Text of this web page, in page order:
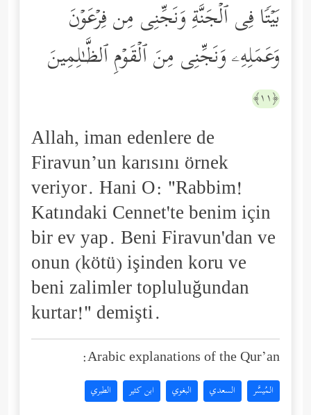
بَیۡتࣰا فِی ٱلۡجَنَّةِ وَنَجِّنِی مِن فِرۡعَوۡنَ
وَعَمَلِهِۦ وَنَجِّنِی مِنَ ٱلۡقَوۡمِ ٱلظَّـٰلِمِینَ
﴿١١﴾
Allah, iman edenlere de
Firavun’un karısını örnek
veriyor. Hani O: "Rabbim!
Katındaki Cennet'te benim için
bir ev yap. Beni Firavun'dan ve
onun (kötü) işinden koru ve
beni zalimler topluluğundan
kurtar!" demişti.
Arabic explanations of the Qur’an:
المُيسَّر السعدي البغوي ابن كثير الطبري